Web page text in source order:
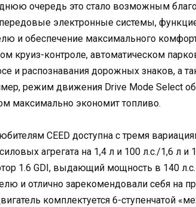
очередь это стало возможным
передовые электронные системы,
и обеспечение максимального
круиз-контроле, автоматическом
и распознавания дорожных знаков, а
режим движения Drive Mode Select
максимально экономит топливо.
CEED доступна с тремя
агрегата на 1,4 л и 100 л.с./1,6 л и
1.6 GDI, выдающий мощность в 140
и отлично зарекомендовали себя на
комплектуется 6-ступенчатой